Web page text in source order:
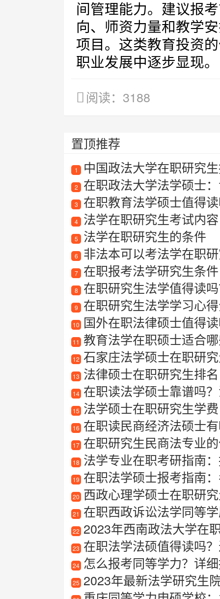
间管理能力。建议报
向、师资力量和教学
项目。这类教育投资
职业发展中逐步显现。
阅读：3188
置顶推荐
1 中国政法大学在职研究
2 在职政法大学法学硕士
3 在职教育法学硕士值得
4 法学在职研究生考试内容
5 法学在职研究生的条件
6 非法本可以考法学在职
7 在职报考法学研究生条件
8 在职研究生法学值得读
9 在职研究生法学学习心
10 国外在职法律硕士值得读吗？
11 教育法学在职硕士适合
12 石家庄法学硕士在职研
13 法律硕士在职研究生排名
14 在职读法学硕士靠谱吗？
15 法学硕士在职研究生学费
16 在职读民商经济法硕士
17 在职研究生民商法专业
18 法学专业在职考研指南：
19 在职法学硕士报考指南
20 西政心理学硕士在职研
21 在职西政诉讼法学同等
22 2023年西南政法大学在职研究生
23 在职法学法硕值得读吗？过
24 怎么报考同等学力？详
25 2023年最新法学研究生院校